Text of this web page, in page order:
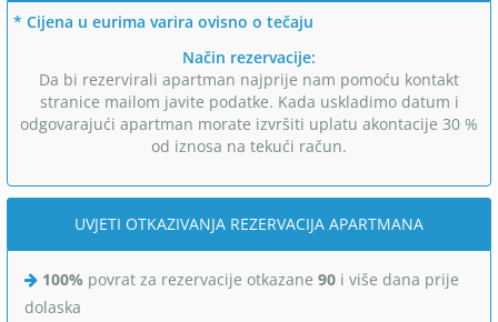
* Cijena u eurima varira ovisno o tečaju
Način rezervacije:
Da bi rezervirali apartman najprije nam pomoću kontakt
stranice mailom javite podatke. Kada uskladimo datum i
odgovarajući apartman morate izvršiti uplatu akontacije 30 %
od iznosa na tekući račun.
UVJETI OTKAZIVANJA REZERVACIJA APARTMANA
100% povrat za rezervacije otkazane 90 i više dana prije
dolaska